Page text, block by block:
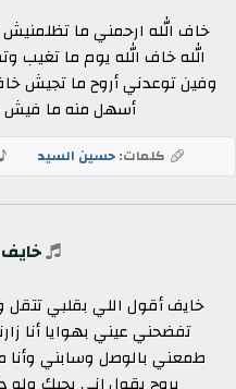
خاف الله ارحمني ما
الله خاف الله يوم ما تغيب
وفين توعدني أروح ما تجيش
أسهل منه ما
كلمات:حسين السيد
خايف
خايف أقول اللي بقلبي تتقل
تفضحني عيني بهوايا أنا
طمعني بالوصل وسابني وأنا